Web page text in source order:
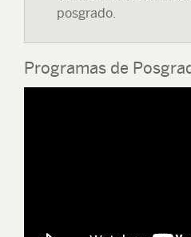
posgrado.
Programas de